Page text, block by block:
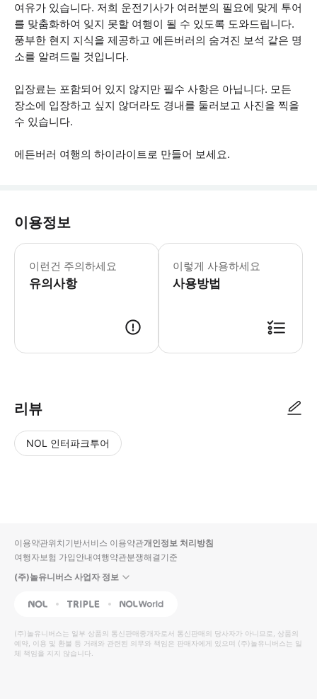
여유가 있습니다. 저희 운전기사가 여러분의 필요에 맞게 투어
를 맞춤화하여 잊지 못할 여행이 될 수 있도록 도와드립니다.
풍부한 현지 지식을 제공하고 에든버러의 숨겨진 보석 같은 명
소를 알려드릴 것입니다.
입장료는 포함되어 있지 않지만 필수 사항은 아닙니다. 모든
장소에 입장하고 싶지 않더라도 경내를 둘러보고 사진을 찍을
수 있습니다.
에든버러 여행의 하이라이트로 만들어 보세요.
이용정보
이런건 주의하세요
유의사항
* 소요시간 : 1440분 (옵션에 따라 소
이렇게 사용하세요
사용방법
리뷰
NOL 인터파크투어
입니
다.
높
은
순
동
영
상
순
상
이용약관위치기반서비스 이용약관개인정보 처리방침
여행자보험 가입안내여행약관분쟁해결기준
(주)놀유니버스 사업자 정보
NOL Triple Interpark Global
(주)놀유니버스는 일부 상품의 통신판매중개자로서 통신판매의 당사자가 아니므로, 상품의
예약, 이용 및 환불 등 거래와 관련된 의무와 책임은 판매자에게 있으며 (주)놀유니버스는 일
체 책임을 지지 않습니다.